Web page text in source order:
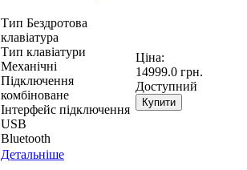
Тип Бездротова
клавіатура
Тип клавіатури
Механічні
Підключення
комбіноване
Інтерфейс підключення
USB
Bluetooth
Ціна:
14999.0 грн.
Доступний
Купити
Детальніше